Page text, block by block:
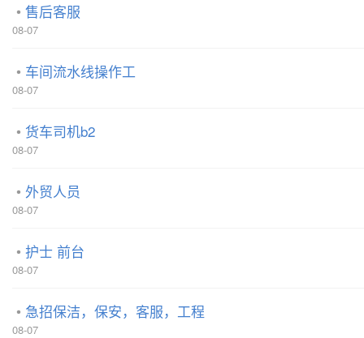
售后客服
08-07
车间流水线操作工
08-07
货车司机b2
08-07
外贸人员
08-07
护士 前台
08-07
急招保洁，保安，客服，工程
08-07